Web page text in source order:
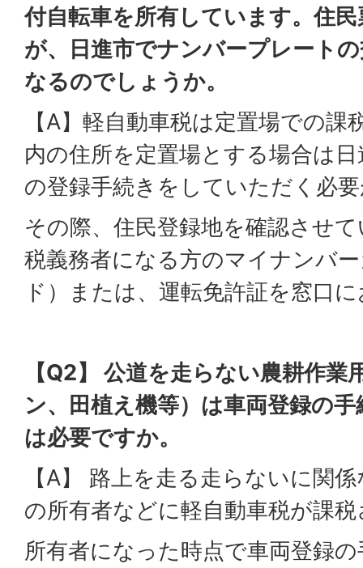
付自転車を所有しています。住
が、日進市でナンバープレート
なるのでしょうか。
【A】軽自動車税は定置場での
内の住所を定置場とする場合は
の登録手続きをしていただく必
その際、住民登録地を確認させ
税義務者になる方のマイナンバ
ド）または、運転免許証を窓口
【Q2】 公道を走らない農耕作業
ン、田植え機等）は車両登録の手
は必要ですか。
【A】 路上を走る走らないに関
の所有者などに軽自動車税が課
所有者になった時点で車両登録